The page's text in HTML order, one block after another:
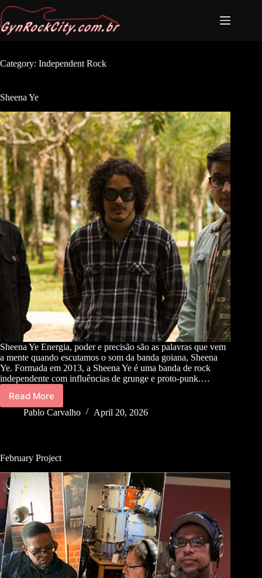
Category: Independent Rock
Sheena Ye
Sheena Ye Energia, poder e precisão são as palavras que vem
a mente quando escutamos o som da banda goiana, Sheena
Ye. Formada em 2013, a Sheena Ye é uma banda de rock
independente com influências de grunge e proto-punk.…
Read More
Pablo Carvalho April 20, 2026
February Project